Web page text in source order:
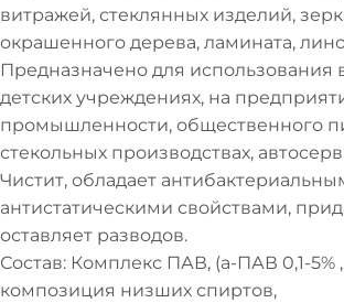
витражей, стеклянных изделий,
окрашенного дерева, ламината,
Предназначено для использования
детских учреждениях, на
промышленности, общественного
стекольных производствах,
Чистит, обладает
антистатическими свойствами,
оставляет разводов.
Состав: Комплекс ПАВ, (а-ПАВ 0,1-5%
композиция низших спиртов,